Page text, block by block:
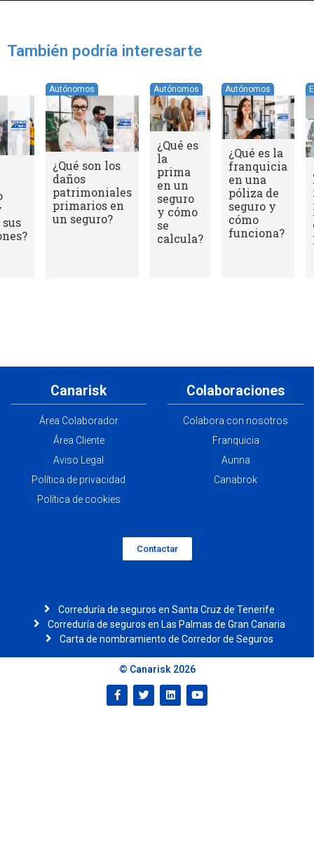
También podría interesarte
¿A quién
protege la
póliza de
responsabilidad
civil
profesional?
Autónomos
¿Qué gastos
garantizados
por el
asegurador en
una póliza de
Canarisk
Área Colaborador
Área Cliente
Aviso Legal
Política de privacidad
Política de cookies
Colaboraciones
Colabora con nosotros
Franquicia
Aunna
Canabrok
Contactar
Correduría de seguros en Santa Cruz de Tenerife
Correduría de seguros en Las Palmas de Gran Canaria
Carta de nombramiento de Corredor de Seguros
© Canarisk 2026